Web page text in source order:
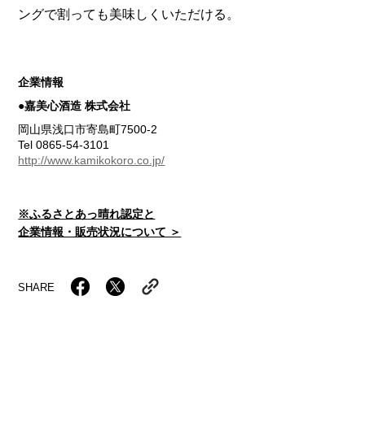
ングで割っても美味しくいただける。
企業情報
●嘉美心酒造 株式会社
岡山県浅口市寄島町7500-2
Tel 0865-54-3101
http://www.kamikokoro.co.jp/
※ふるさとあっ晴れ認定と
企業情報・販売状況について ＞
SHARE